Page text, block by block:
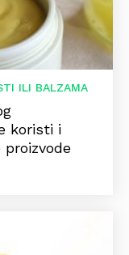
ILI BALZAMA
koristi i